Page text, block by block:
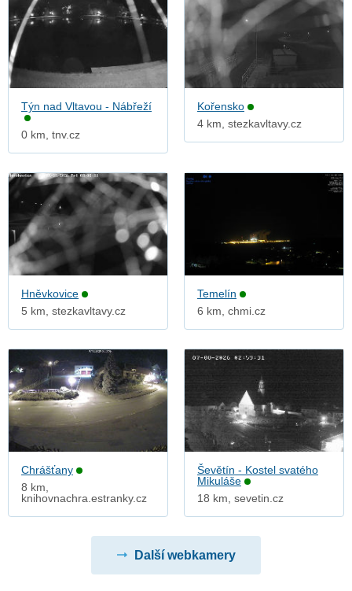
Týn nad Vltavou - Nábřeží
0 km, tnv.cz
Kořensko
4 km, stezkavltavy.cz
Hněvkovice
5 km, stezkavltavy.cz
Temelín
6 km, chmi.cz
Chrášťany
8 km,
knihovnachra.estranky.cz
Ševětín - Kostel svatého
Mikuláše
18 km, sevetin.cz
Další webkamery